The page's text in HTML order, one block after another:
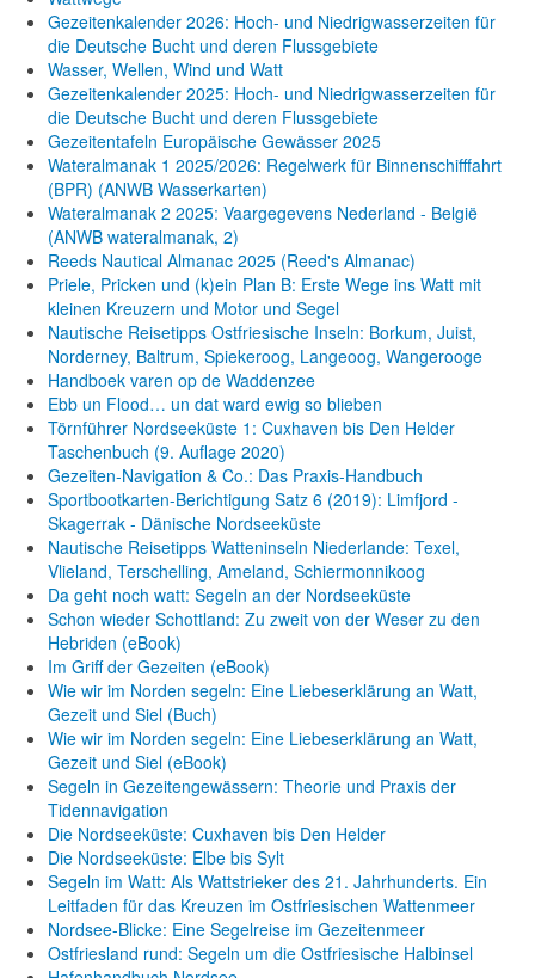
Gezeitenkalender 2026: Hoch- und Niedrigwasserzeiten für
die Deutsche Bucht und deren Flussgebiete
Wasser, Wellen, Wind und Watt
Gezeitenkalender 2025: Hoch- und Niedrigwasserzeiten für
die Deutsche Bucht und deren Flussgebiete
Gezeitentafeln Europäische Gewässer 2025
Wateralmanak 1 2025/2026: Regelwerk für Binnenschifffahrt
(BPR) (ANWB Wasserkarten)
Wateralmanak 2 2025: Vaargegevens Nederland - België
(ANWB wateralmanak, 2)
Reeds Nautical Almanac 2025 (Reed's Almanac)
Priele, Pricken und (k)ein Plan B: Erste Wege ins Watt mit
kleinen Kreuzern und Motor und Segel
Nautische Reisetipps Ostfriesische Inseln: Borkum, Juist,
Norderney, Baltrum, Spiekeroog, Langeoog, Wangerooge
Handboek varen op de Waddenzee
Ebb un Flood… un dat ward ewig so blieben
Törnführer Nordseeküste 1: Cuxhaven bis Den Helder
Taschenbuch (9. Auflage 2020)
Gezeiten-Navigation & Co.: Das Praxis-Handbuch
Sportbootkarten-Berichtigung Satz 6 (2019): Limfjord -
Skagerrak - Dänische Nordseeküste
Nautische Reisetipps Watteninseln Niederlande: Texel,
Vlieland, Terschelling, Ameland, Schiermonnikoog
Da geht noch watt: Segeln an der Nordseeküste
Schon wieder Schottland: Zu zweit von der Weser zu den
Hebriden (eBook)
Im Griff der Gezeiten (eBook)
Wie wir im Norden segeln: Eine Liebeserklärung an Watt,
Gezeit und Siel (Buch)
Wie wir im Norden segeln: Eine Liebeserklärung an Watt,
Gezeit und Siel (eBook)
Segeln in Gezeitengewässern: Theorie und Praxis der
Tidennavigation
Die Nordseeküste: Cuxhaven bis Den Helder
Die Nordseeküste: Elbe bis Sylt
Segeln im Watt: Als Wattstrieker des 21. Jahrhunderts. Ein
Leitfaden für das Kreuzen im Ostfriesischen Wattenmeer
Nordsee-Blicke: Eine Segelreise im Gezeitenmeer
Ostfriesland rund: Segeln um die Ostfriesische Halbinsel